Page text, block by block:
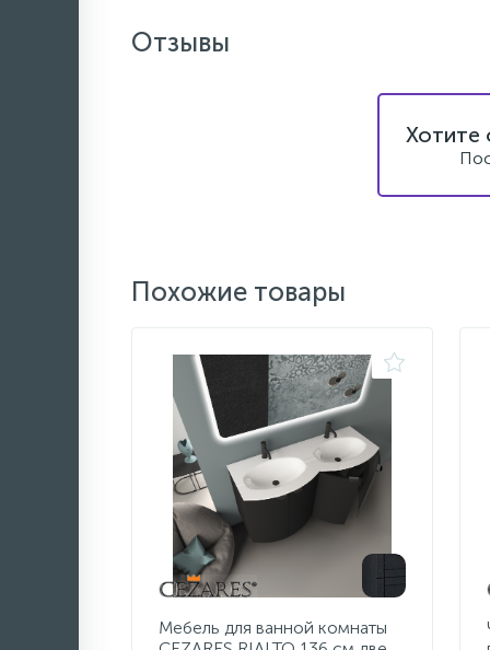
Отзывы
Хотите
Похожие товары
Мебель для ванной комнаты